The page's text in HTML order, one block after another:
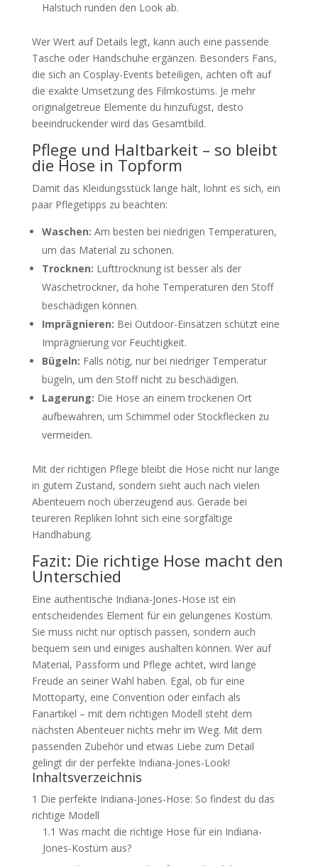
Halstuch runden den Look ab.
Wer Wert auf Details legt, kann auch eine passende
Tasche oder Handschuhe ergänzen. Besonders Fans,
die sich an Cosplay-Events beteiligen, achten oft auf
die exakte Umsetzung des Filmkostüms. Je mehr
originalgetreue Elemente du hinzufügst, desto
beeindruckender wird das Gesamtbild.
Pflege und Haltbarkeit – so bleibt
die Hose in Topform
Damit das Kleidungsstück lange hält, lohnt es sich, ein
paar Pflegetipps zu beachten:
Waschen: Am besten bei niedrigen Temperaturen,
um das Material zu schonen.
Trocknen: Lufttrocknung ist besser als der
Wäschetrockner, da hohe Temperaturen den Stoff
beschädigen können.
Imprägnieren: Bei Outdoor-Einsätzen schützt eine
Imprägnierung vor Feuchtigkeit.
Bügeln: Falls nötig, nur bei niedriger Temperatur
bügeln, um den Stoff nicht zu beschädigen.
Lagerung: Die Hose an einem trockenen Ort
aufbewahren, um Schimmel oder Stockflecken zu
vermeiden.
Mit der richtigen Pflege bleibt die Hose nicht nur lange
in gutem Zustand, sondern sieht auch nach vielen
Abenteuern noch überzeugend aus. Gerade bei
teureren Repliken lohnt sich eine sorgfältige
Handhabung.
Fazit: Die richtige Hose macht den
Unterschied
Eine authentische Indiana-Jones-Hose ist ein
entscheidendes Element für ein gelungenes Kostüm.
Sie muss nicht nur optisch passen, sondern auch
bequem sein und einiges aushalten können. Wer auf
Material, Passform und Pflege achtet, wird lange
Freude an seiner Wahl haben. Egal, ob für eine
Mottoparty, eine Convention oder einfach als
Fanartikel – mit dem richtigen Modell steht dem
nächsten Abenteuer nichts mehr im Weg. Mit dem
passenden Zubehör und etwas Liebe zum Detail
gelingt dir der perfekte Indiana-Jones-Look!
Inhaltsverzeichnis
1 Die perfekte Indiana-Jones-Hose: So findest du das
richtige Modell
1.1 Was macht die richtige Hose für ein Indiana-
Jones-Kostüm aus?